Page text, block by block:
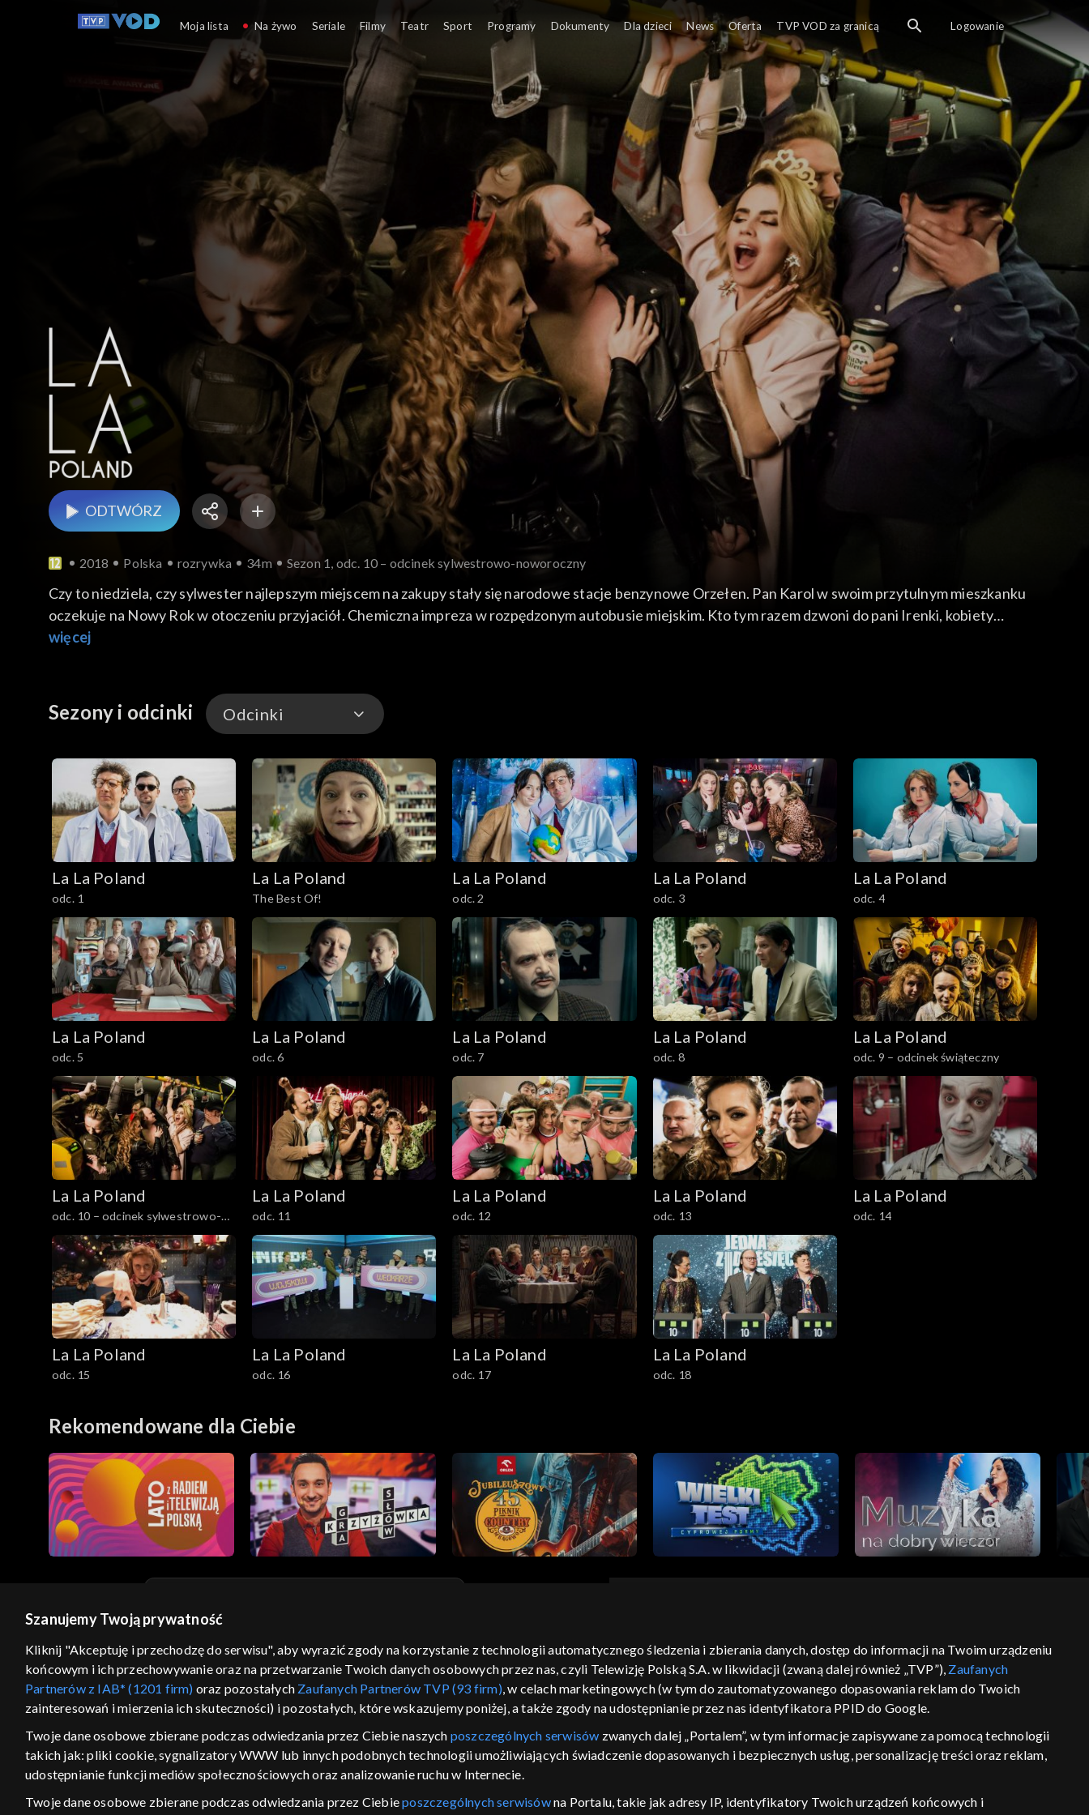
ODTWÓRZ
2018 Polska rozrywka 34m Sezon 1, odc. 10 – odcinek sylwestrowo-noworoczny
Czy to niedziela, czy sylwester najlepszym miejscem na zakupy stały się narodowe stacje benzynowe Orzełen. Pan Karol w swoim przytulnym mieszkanku
oczekuje na Nowy Rok w otoczeniu przyjaciół. Chemiczna impreza w rozpędzonym autobusie miejskim. Kto tym razem dzwoni do pani Irenki, kobiety
nieasertywnej? Za co przeprasza wójt gminy Pałuby na La La Tube’ie? Czy Nowy Rok nadejdzie? A co tam w teleturnieju Rodzinniada?
więcej
Sezony i odcinki Odcinki
Odcinki
La La Poland
odc. 1
La La Poland
The Best Of!
La La Poland
odc. 2
La La Poland
odc. 3
La La Poland
odc. 4
La La Poland
odc. 5
La La Poland
odc. 6
La La Poland
odc. 7
La La Poland
odc. 8
La La Poland
odc. 9 – odcinek świąteczny
La La Poland
odc. 10 – odcinek sylwestrowo-
noworoczny
La La Poland
odc. 11
La La Poland
odc. 12
La La Poland
odc. 13
La La Poland
odc. 14
La La Poland
odc. 15
La La Poland
odc. 16
La La Poland
odc. 17
La La Poland
odc. 18
Rekomendowane dla Ciebie
GEOLOKALIZACJA
ŁĄCZYSZ SIĘ SPOZA POLSKI
Kraj, z którego się łączysz, to Stany Zjednoczone ,
w związku z czym część tytułów na platformie TVP
VOD może być nieodstępna. Sprawdź, które
© 2026 Telewizja Polska S.A. w likwidacji
regulamin serwisu cennik polityka prywatności moje zgody pomoc kontakt voucher dostępność informacje o dostawcy usług
Moja lista Na żywo Seriale Filmy Teatr Sport Programy Dokumenty Dla dzieci News Oferta TVP VOD za granicą Logowanie
Szanujemy Twoją prywatność
Kliknij "Akceptuję i przechodzę do serwisu", aby wyrazić zgody na korzystanie z technologii automatycznego śledzenia i zbierania danych, dostęp do informacji na Twoim urządzeniu
końcowym i ich przechowywanie oraz na przetwarzanie Twoich danych osobowych przez nas, czyli Telewizję Polską S.A. w likwidacji (zwaną dalej również „TVP”), Zaufanych
Partnerów z IAB* (1201 firm) oraz pozostałych Zaufanych Partnerów TVP (93 firm), w celach marketingowych (w tym do zautomatyzowanego dopasowania reklam do Twoich
zainteresowań i mierzenia ich skuteczności) i pozostałych, które wskazujemy poniżej, a także zgody na udostępnianie przez nas identyfikatora PPID do Google.
Twoje dane osobowe zbierane podczas odwiedzania przez Ciebie naszych poszczególnych serwisów zwanych dalej „Portalem”, w tym informacje zapisywane za pomocą technologii
takich jak: pliki cookie, sygnalizatory WWW lub innych podobnych technologii umożliwiających świadczenie dopasowanych i bezpiecznych usług, personalizację treści oraz reklam,
udostępnianie funkcji mediów społecznościowych oraz analizowanie ruchu w Internecie.
Twoje dane osobowe zbierane podczas odwiedzania przez Ciebieposzczególnych serwisówna Portalu, takie jak adresy IP, identyfikatory Twoich urządzeń końcowych i